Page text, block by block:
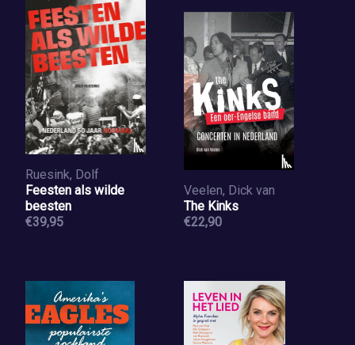
Ruesink, Dolf
Feesten als wilde
beesten
€39,95
Veelen, Dick van
The Kinks
€22,90